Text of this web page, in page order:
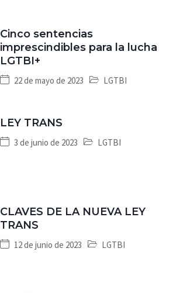
Cinco sentencias
imprescindibles para la lucha
LGTBI+
22 de mayo de 2023 LGTBI
LEY TRANS
3 de junio de 2023 LGTBI
CLAVES DE LA NUEVA LEY
TRANS
12 de junio de 2023 LGTBI